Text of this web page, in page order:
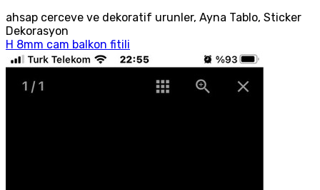
ahsap cerceve ve dekoratif urunler, Ayna Tablo, Sticker
Dekorasyon
H 8mm cam balkon fitili